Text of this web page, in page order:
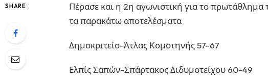
SHARE
Πέρασε και η 2η αγωνιστική για το
τα παρακάτω αποτελέσματα
Δημοκριτείο-Άτλας Κομοτηνής 57-67
Ελπίς Σαπών-Σπάρτακος Διδυμοτείχου 60-49